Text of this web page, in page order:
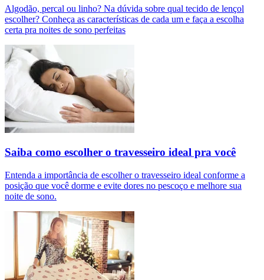
Algodão, percal ou linho? Na dúvida sobre qual tecido de lençol
escolher? Conheça as características de cada um e faça a escolha
certa pra noites de sono perfeitas
Saiba como escolher o travesseiro ideal pra você
Entenda a importância de escolher o travesseiro ideal conforme a
posição que você dorme e evite dores no pescoço e melhore sua
noite de sono.